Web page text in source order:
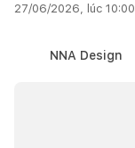
27/06/2026, lúc 10:00
NNA Design